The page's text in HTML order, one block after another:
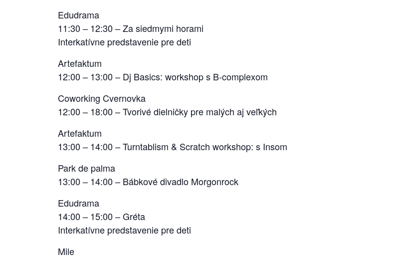
Edudrama
11:30 – 12:30 – Za siedmymi horami
Interkatívne predstavenie pre deti
Artefaktum
12:00 – 13:00 – Dj Basics: workshop s B-complexom
Coworking Cvernovka
12:00 – 18:00 – Tvorivé dielničky pre malých aj veľkých
Artefaktum
13:00 – 14:00 – Turntablism & Scratch workshop: s Insom
Park de palma
13:00 – 14:00 – Bábkové divadlo Morgonrock
Edudrama
14:00 – 15:00 – Gréta
Interkatívne predstavenie pre deti
Mile